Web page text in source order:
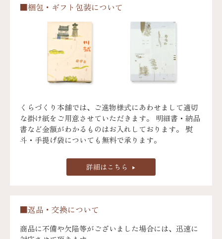
■梱包・ギフト包装について
くらづくり本舗では、ご進物様式にあわせまして適切
な掛け紙をご用意させていただきます。 明細書・納品
書など金額がわかるものはお入れしております。 熨
斗・手提げ袋についても無料で承ります。
詳細はこちら
■返品・交換について
商品に不備や欠陥等がございました場合には、迅速に